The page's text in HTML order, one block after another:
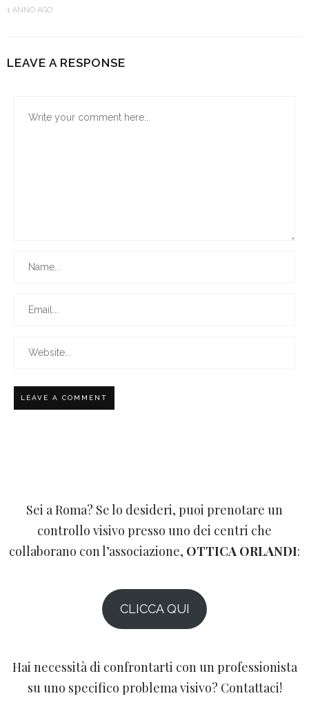
1 ANNO AGO
LEAVE A RESPONSE
Sei a Roma? Se lo desideri, puoi prenotare un
controllo visivo presso uno dei centri che
collaborano con l’associazione, OTTICA ORLANDI:
CLICCA QUI
Hai necessità di confrontarti con un professionista
su uno specifico problema visivo? Contattaci!